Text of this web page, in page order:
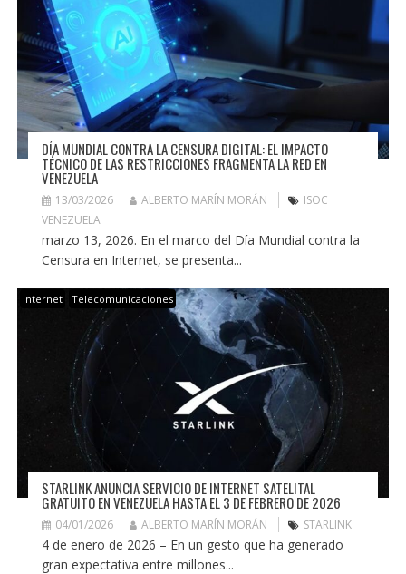
DÍA MUNDIAL CONTRA LA CENSURA DIGITAL: EL IMPACTO
TÉCNICO DE LAS RESTRICCIONES FRAGMENTA LA RED EN
VENEZUELA
13/03/2026 ALBERTO MARÍN MORÁN
ISOC
VENEZUELA
marzo 13, 2026. En el marco del Día Mundial contra la
Censura en Internet, se presenta...
Internet Telecomunicaciones
STARLINK ANUNCIA SERVICIO DE INTERNET SATELITAL
GRATUITO EN VENEZUELA HASTA EL 3 DE FEBRERO DE 2026
04/01/2026 ALBERTO MARÍN MORÁN STARLINK
4 de enero de 2026 – En un gesto que ha generado
gran expectativa entre millones...